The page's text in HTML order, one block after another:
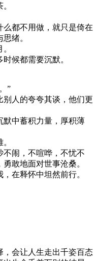
都不用做，就只是倚在
绪。
候都需要沉默。
”
别人的夸夸其谈，他们更
默中蓄积力量，厚积薄
闹，不喧哗，不忧不
敢地面对世事沧桑。
在释怀中坦然前行。
，会让人生走出千姿百态